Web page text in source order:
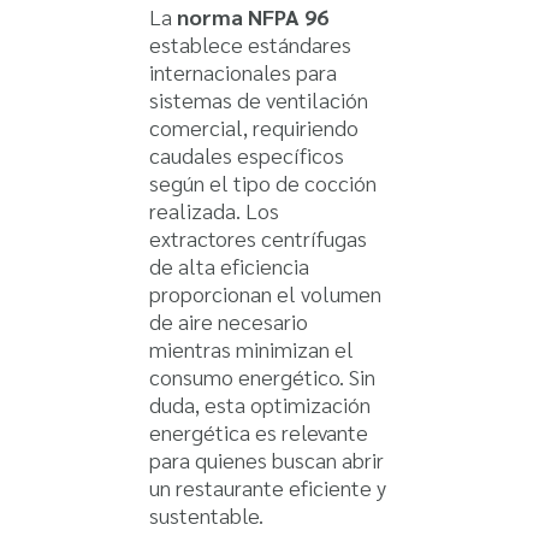
La norma NFPA 96
establece estándares
internacionales para
sistemas de ventilación
comercial, requiriendo
caudales específicos
según el tipo de cocción
realizada. Los
extractores centrífugas
de alta eficiencia
proporcionan el volumen
de aire necesario
mientras minimizan el
consumo energético. Sin
duda, esta optimización
energética es relevante
para quienes buscan abrir
un restaurante eficiente y
sustentable.